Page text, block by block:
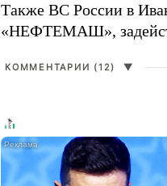
Также ВС России в
«НЕФТЕМАШ»,
КОММЕНТАРИИ (12) ▼